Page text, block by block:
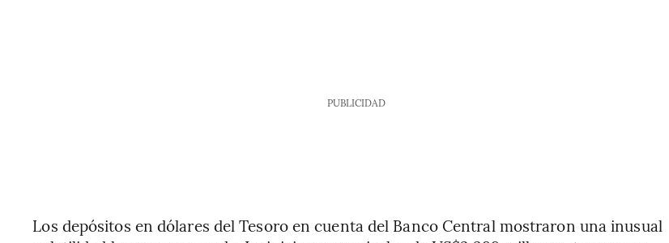
PUBLICIDAD
Los depósitos en dólares del Tesoro en cuenta del Banco Central mostraron una inusual